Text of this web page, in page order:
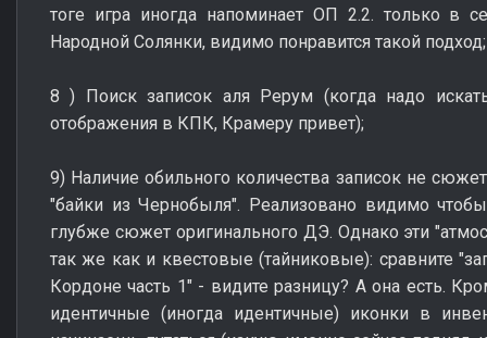
тоге игра иногда напоминает ОП 2.2. только в
Народной Солянки, видимо понравится такой подход;
8 ) Поиск записок аля Рерум (когда надо
отображения в КПК, Крамеру привет);
9) Наличие обильного количества записок не
"байки из Чернобыля". Реализовано видимо
глубже сюжет оригинального ДЭ. Однако эти
так же как и квестовые (тайниковые): сравните
Кордоне часть 1" - видите разницу? А она есть.
идентичные (иногда идентичные) иконки в